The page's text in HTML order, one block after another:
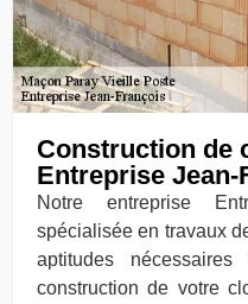
Construction de
Entreprise Jean-
Notre entreprise
spécialisée en travaux
aptitudes
construction de votre